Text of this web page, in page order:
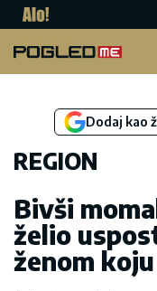
Dodaj kao
REGION
Bivši
želio
ženom